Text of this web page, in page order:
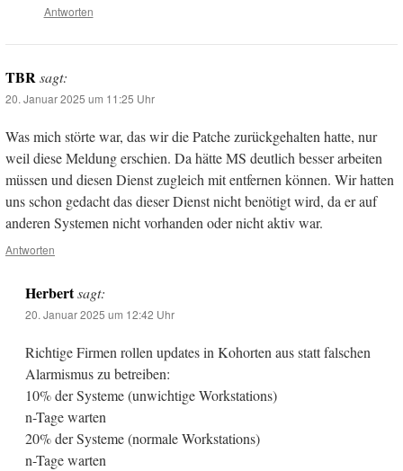
Antworten
TBRsagt:
20. Januar 2025 um 11:25 Uhr
Was mich störte war, das wir die Patche zurückgehalten hatte, nur
weil diese Meldung erschien. Da hätte MS deutlich besser arbeiten
müssen und diesen Dienst zugleich mit entfernen können. Wir hatten
uns schon gedacht das dieser Dienst nicht benötigt wird, da er auf
anderen Systemen nicht vorhanden oder nicht aktiv war.
Antworten
Herbert sagt:
20. Januar 2025 um 12:42 Uhr
Richtige Firmen rollen updates in Kohorten aus statt falschen
Alarmismus zu betreiben:
10% der Systeme (unwichtige Workstations)
n-Tage warten
20% der Systeme (normale Workstations)
n-Tage warten